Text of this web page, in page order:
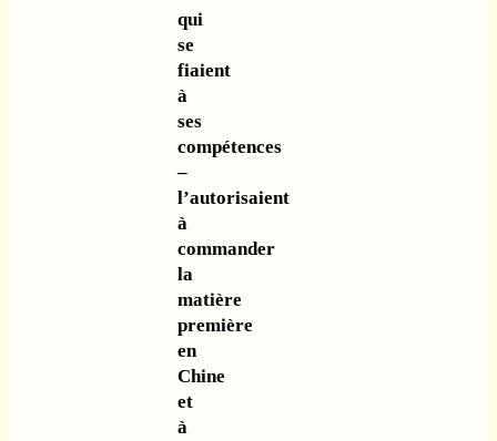
qui
se
fiaient
à
ses
compétences
–
l’autorisaient
à
commander
la
matière
première
en
Chine
et
à